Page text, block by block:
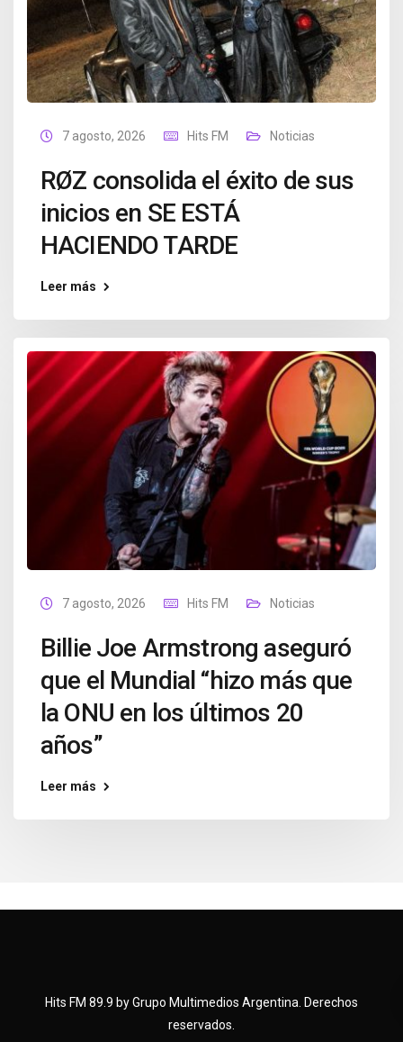
7 agosto, 2026 Hits FM Noticias
RØZ consolida el éxito de sus
inicios en SE ESTÁ
HACIENDO TARDE
Leer más
7 agosto, 2026 Hits FM Noticias
Billie Joe Armstrong aseguró
que el Mundial “hizo más que
la ONU en los últimos 20
años”
Leer más
Hits FM 89.9 by Grupo Multimedios Argentina. Derechos
reservados.